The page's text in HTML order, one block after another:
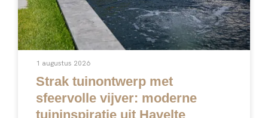
1 augustus 2026
Strak tuinontwerp met
sfeervolle vijver: moderne
tuininspiratie uit Havelte